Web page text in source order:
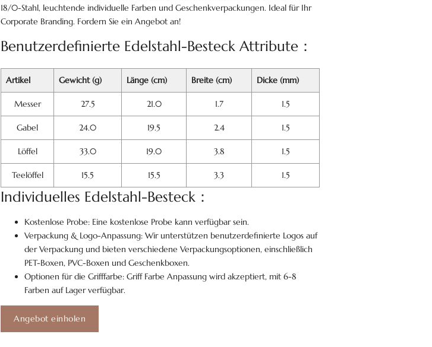
18/0-Stahl, leuchtende individuelle Farben und Geschenkverpackungen. Ideal für Ihr
Corporate Branding. Fordern Sie ein Angebot an!
Benutzerdefinierte Edelstahl-Besteck Attribute：
Artikel Gewicht (g) Länge (cm) Breite (cm) Dicke (mm)
Messer 27.5 21.0 1.7 1.5
Gabel 24.0 19.5 2.4 1.5
Löffel 33.0 19.0 3.8 1.5
Teelöffel 15.5 15.5 3.3 1.5
Individuelles Edelstahl-Besteck：
Kostenlose Probe: Eine kostenlose Probe kann verfügbar sein.
Verpackung & Logo-Anpassung: Wir unterstützen benutzerdefinierte Logos auf
der Verpackung und bieten verschiedene Verpackungsoptionen, einschließlich
PET-Boxen, PVC-Boxen und Geschenkboxen.
Optionen für die Grifffarbe: Griff Farbe Anpassung wird akzeptiert, mit 6-8
Farben auf Lager verfügbar.
Angebot einholen